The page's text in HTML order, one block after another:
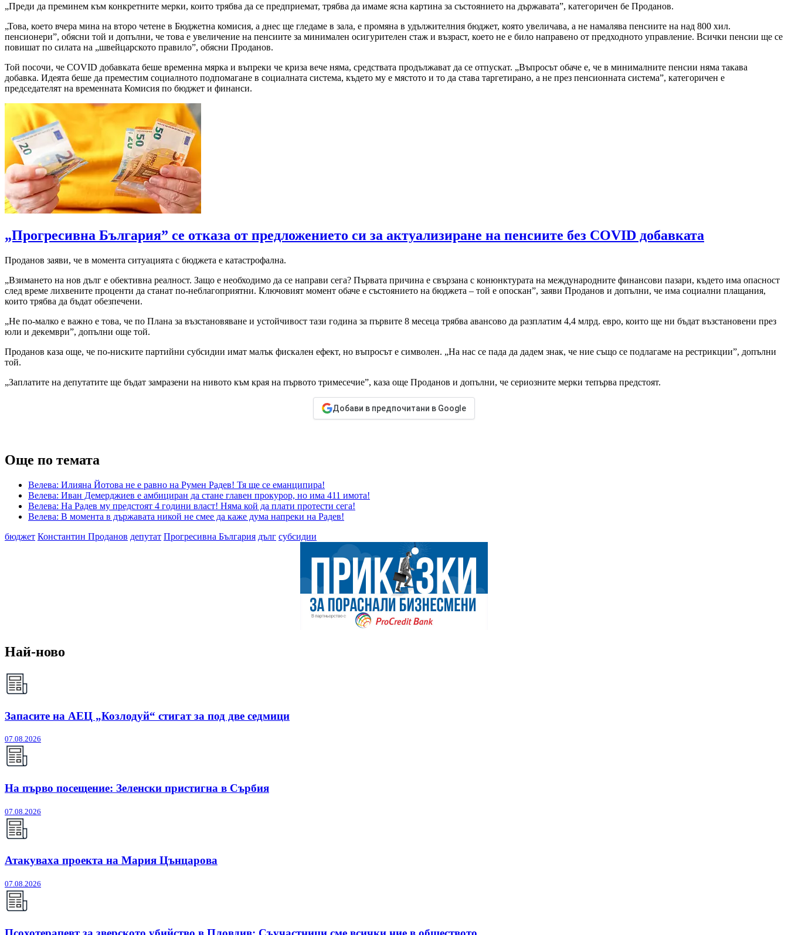
„Преди да преминем към конкретните мерки, които трябва да се предприемат, трябва да имаме ясна картина за състоянието на държавата”, категоричен бе Проданов.
„Това, което вчера мина на второ четене в Бюджетна комисия, а днес ще гледаме в зала, е промяна в удължителния бюджет, която увеличава, а не намалява пенсиите на над 800 хил.
пенсионери”, обясни той и допълни, че това е увеличение на пенсиите за минимален осигурителен стаж и възраст, което не е било направено от предходното управление. Всички пенсии ще се
повишат по силата на „швейцарското правило”, обясни Проданов.
Той посочи, че COVID добавката беше временна мярка и въпреки че криза вече няма, средствата продължават да се отпускат. „Въпросът обаче е, че в минималните пенсии няма такава
добавка. Идеята беше да преместим социалното подпомагане в социалната система, където му е мястото и то да става таргетирано, а не през пенсионната система”, категоричен е
председателят на временната Комисия по бюджет и финанси.
„Прогресивна България” се отказа от предложението си за актуализиране на пенсиите без COVID добавката
Проданов заяви, че в момента ситуацията с бюджета е катастрофална.
„Взимането на нов дълг е обективна реалност. Защо е необходимо да се направи сега? Първата причина е свързана с конюнктурата на международните финансови пазари, където има опасност
след време лихвените проценти да станат по-неблагоприятни. Ключовият момент обаче е състоянието на бюджета – той е опоскан”, заяви Проданов и допълни, че има социални плащания,
които трябва да бъдат обезпечени.
„Не по-малко е важно е това, че по Плана за възстановяване и устойчивост тази година за първите 8 месеца трябва авансово да разплатим 4,4 млрд. евро, които ще ни бъдат възстановени през
юли и декември”, допълни още той.
Проданов каза още, че по-ниските партийни субсидии имат малък фискален ефект, но въпросът е символен. „На нас се пада да дадем знак, че ние също се подлагаме на рестрикции”, допълни
той.
„Заплатите на депутатите ще бъдат замразени на нивото към края на първото тримесечие”, каза още Проданов и допълни, че сериозните мерки тепърва предстоят.
Добави в предпочитани в Google
Още по темата
Велева: Илияна Йотова не е равно на Румен Радев! Тя ще се еманципира!
Велева: Иван Демерджиев е амбициран да стане главен прокурор, но има 411 имота!
Велева: На Радев му предстоят 4 години власт! Няма кой да плати протести сега!
Велева: В момента в държавата никой не смее да каже дума напреки на Радев!
бюджет Константин Проданов депутат Прогресивна България дълг субсидии
Най-ново
Запасите на АЕЦ „Козлодуй“ стигат за под две седмици
07.08.2026
На първо посещение: Зеленски пристигна в Сърбия
07.08.2026
Атакуваха проекта на Мария Цънцарова
07.08.2026